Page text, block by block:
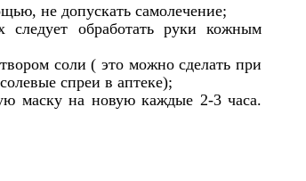
не допускать самолечение;
обработать руки кожным
соли ( это можно сделать при
спреи в аптеке);
маску на новую каждые 2-3 часа.